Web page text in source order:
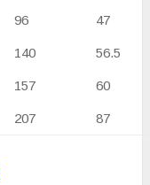
96 47
140 56.5
157 60
207 87